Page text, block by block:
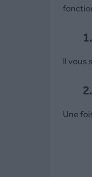
Il vous
Une